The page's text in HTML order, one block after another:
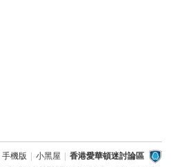
手機版 小黑屋 香港愛華頓迷討論區